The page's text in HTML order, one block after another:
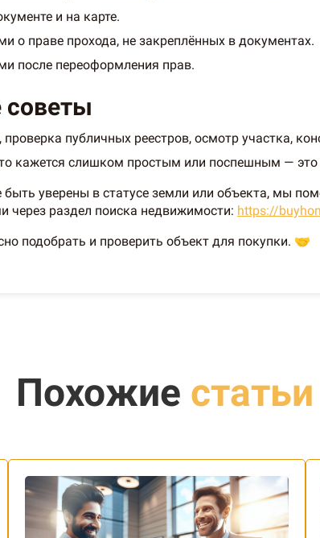
и на карте.
о праве прохода, не закреплённых в документах.
после переоформления прав.
советы
публичных реестров, осмотр участка,
кажется слишком простым или поспешным —
быть уверены в статусе земли или объекта, мы
через раздел поиска недвижимости: https://
подобрать и проверить объект для покупки. 🤝
Похожие статьи